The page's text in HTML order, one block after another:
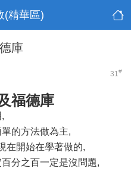
(精華區)
庫
31#
福德庫
的方法做為主,
在開始在學著做的,
分之百一定是沒問題,